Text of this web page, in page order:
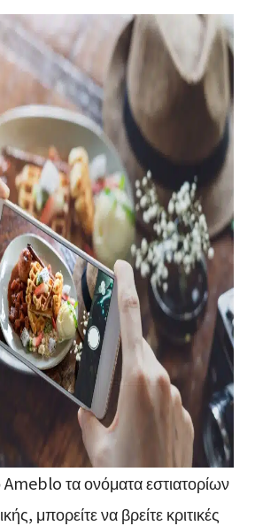
τα ονόματα εστιατορίων
μπορείτε να βρείτε κριτικές